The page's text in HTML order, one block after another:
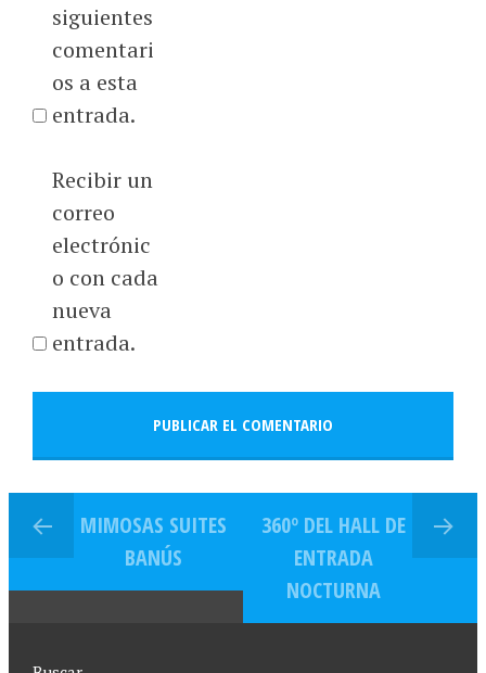
siguientes
comentari
os a esta
entrada.
Recibir un
correo
electrónic
o con cada
nueva
entrada.
MIMOSAS SUITES
BANÚS
360º DEL HALL DE
ENTRADA
NOCTURNA